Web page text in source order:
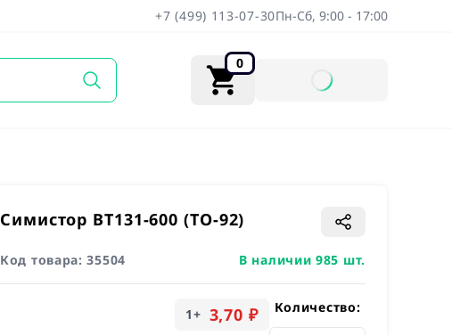
+7 (499) 113-07-30Пн-Сб, 9:00 - 17:00
0
Симистор BT131-600 (TO-92)
Код товара:35504 В наличии 985 шт.
1+ 3,70 ₽ Количество: